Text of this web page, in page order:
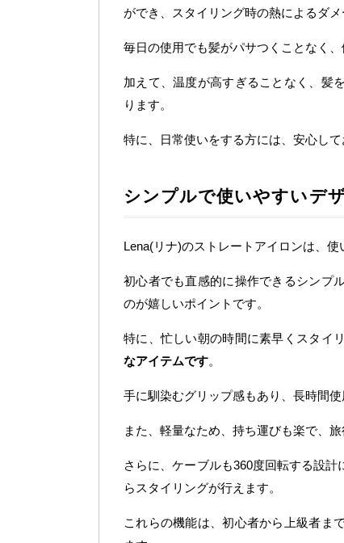
ができ、スタイリング時の熱によるダメ
毎日の使用でも髪がパサつくことなく
加えて、温度が高すぎることなく、髪
ります。
特に、日常使いをする方には、安心して
シンプルで使いやすいデ
Lena(リナ)のストレートアイロンは、使
初心者でも直感的に操作できるシンプ
のが嬉しいポイントです。
特に、忙しい朝の時間に素早くスタイ
なアイテムです。
手に馴染むグリップ感もあり、長時間
また、軽量なため、持ち運びも楽で、
さらに、ケーブルも360度回転する設
らスタイリングが行えます。
これらの機能は、初心者から上級者ま